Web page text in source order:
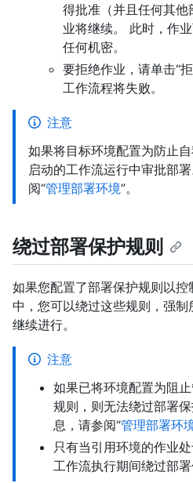
得批准（并且任何其
业将继续。 此时，作
任何机密。
要拒绝作业，请单击“
工作流程将失败。
注意
如果将目标环境配置为防止
启动的工作流运行中审批部
阅“管理部署环境”。
绕过部署保护规则
如果您配置了部署保护规则以
中，您可以绕过这些规则，强
继续进行。
注意
如果已将环境配置为阻
规则，则无法绕过部署
息，请参阅“管理部署环
只有当引用环境的作业
工作流执行期间绕过部署